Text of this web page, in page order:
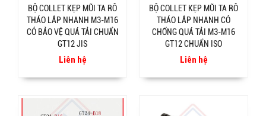
BỘ COLLET KẸP MŨI TA RÔ
THÁO LẮP NHANH M3-M16
CÓ BẢO VỆ QUÁ TẢI CHUẨN
GT12 JIS
Liên hệ
BỘ COLLET KẸP MŨI TA RÔ
THÁO LẮP NHANH CÓ
CHỐNG QUÁ TẢI M3-M16
GT12 CHUẨN ISO
Liên hệ